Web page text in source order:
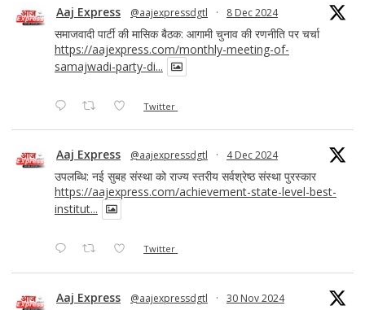
Aaj Express @aajexpressdgtl · 8 Dec 2024
समाजवादी पार्टी की मासिक बैठक: आगामी चुनाव की रणनीति पर चर्चा
https://aajexpress.com/monthly-meeting-of-
samajwadi-party-di...
Twitter
Aaj Express @aajexpressdgtl · 4 Dec 2024
उपलब्धि: नई सुबह संस्था को राज्य स्तरीय सर्वश्रेष्ठ संस्था पुरस्कार
https://aajexpress.com/achievement-state-level-best-
institut...
Twitter
Aaj Express @aajexpressdgtl · 30 Nov 2024